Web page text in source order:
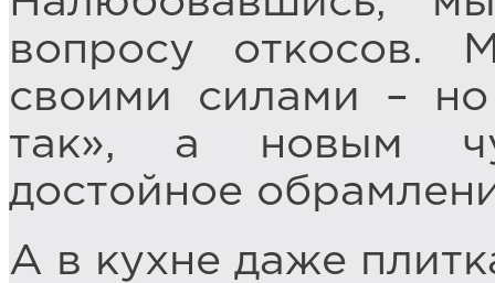
вопросу откосов.
своими силами –
так», а новым
достойное
А в кухне даже